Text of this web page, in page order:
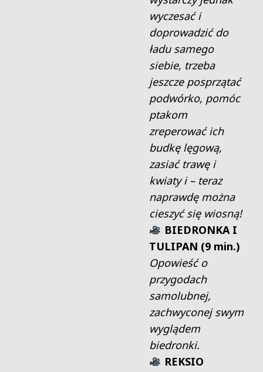
wyczesać i
doprowadzić do
ładu samego
siebie, trzeba
jeszcze posprzątać
podwórko, pomóc
ptakom
zreperować ich
budkę lęgową,
zasiać trawę i
kwiaty i – teraz
naprawdę można
cieszyć się wiosną!
BIEDRONKA I
TULIPAN (9 min.)
Opowieść o
przygodach
samolubnej,
zachwyconej swym
wyglądem
biedronki.
REKSIO